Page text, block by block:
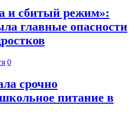
и сбитый режим»:
главные опасности
0
срочно
питание в